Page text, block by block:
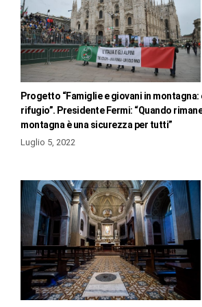
Progetto “Famiglie e giovani in montagna:
rifugio”. Presidente Fermi: “Quando
montagna è una sicurezza per tutti”
Luglio 5, 2022